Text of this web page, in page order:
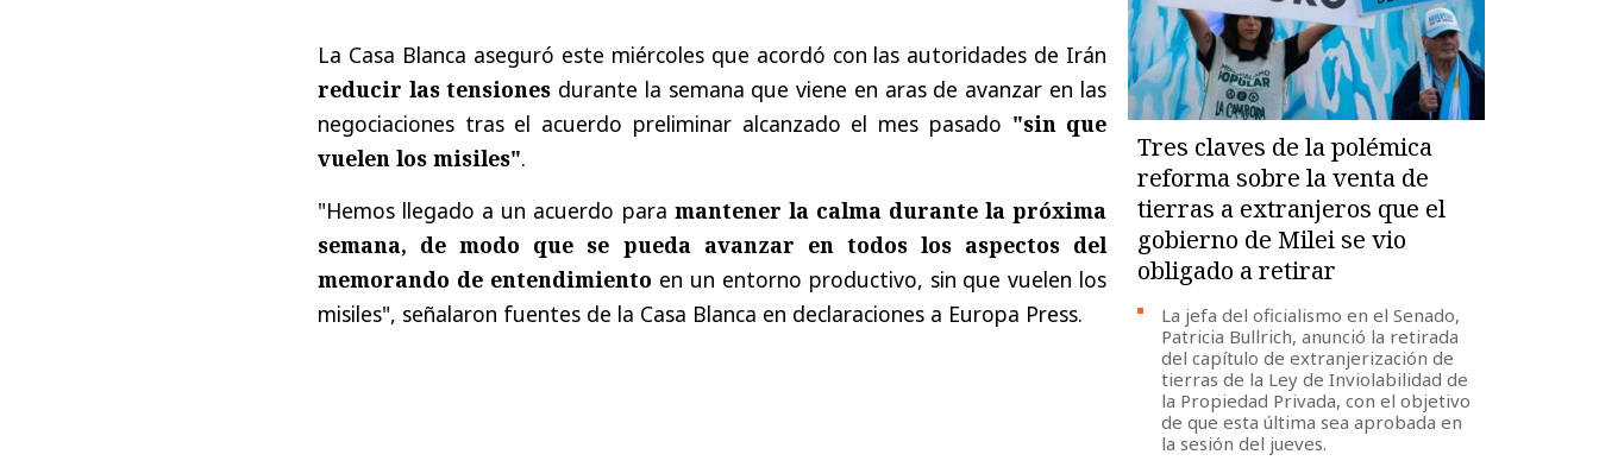
La Casa Blanca aseguró este miércoles que acordó con las autoridades de Irán
reducir las tensiones durante la semana que viene en aras de avanzar en las
negociaciones tras el acuerdo preliminar alcanzado el mes pasado "sin que
vuelen los misiles".
"Hemos llegado a un acuerdo para mantener la calma durante la próxima
semana, de modo que se pueda avanzar en todos los aspectos del
memorando de entendimiento en un entorno productivo, sin que vuelen los
misiles", señalaron fuentes de la Casa Blanca en declaraciones a Europa Press.
Tres claves de la polémica
reforma sobre la venta de
tierras a extranjeros que el
gobierno de Milei se vio
obligado a retirar
La jefa del oficialismo en el Senado,
Patricia Bullrich, anunció la retirada
del capítulo de extranjerización de
tierras de la Ley de Inviolabilidad de
la Propiedad Privada, con el objetivo
de que esta última sea aprobada en
la sesión del jueves.